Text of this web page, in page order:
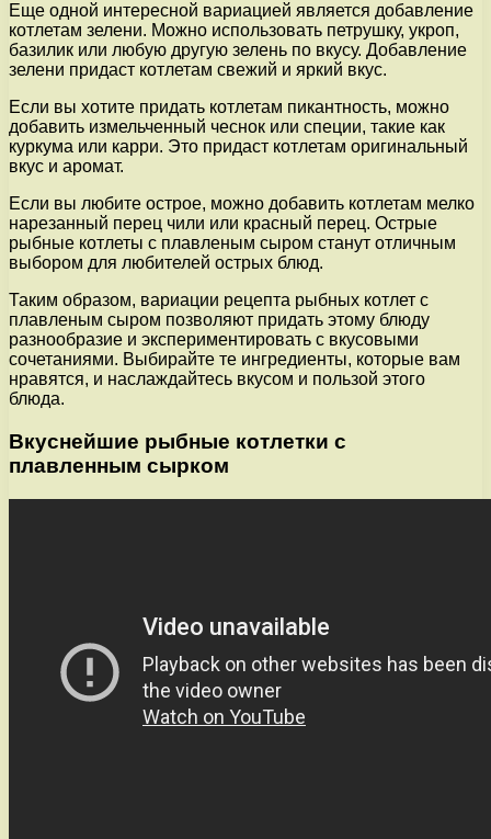
Еще одной интересной вариацией является добавление
котлетам зелени. Можно использовать петрушку, укроп,
базилик или любую другую зелень по вкусу. Добавление
зелени придаст котлетам свежий и яркий вкус.
Если вы хотите придать котлетам пикантность, можно
добавить измельченный чеснок или специи, такие как
куркума или карри. Это придаст котлетам оригинальный
вкус и аромат.
Если вы любите острое, можно добавить котлетам мелко
нарезанный перец чили или красный перец. Острые
рыбные котлеты с плавленым сыром станут отличным
выбором для любителей острых блюд.
Таким образом, вариации рецепта рыбных котлет с
плавленым сыром позволяют придать этому блюду
разнообразие и экспериментировать с вкусовыми
сочетаниями. Выбирайте те ингредиенты, которые вам
нравятся, и наслаждайтесь вкусом и пользой этого
блюда.
Вкуснейшие рыбные котлетки с
плавленным сырком